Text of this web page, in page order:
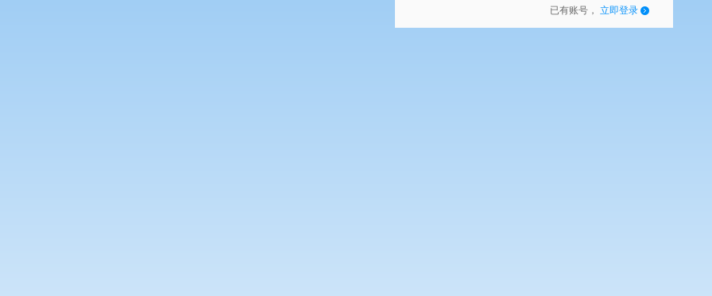
已有账号， 立即登录